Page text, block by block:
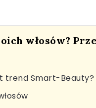
włosów?
trend Smart-Beauty?